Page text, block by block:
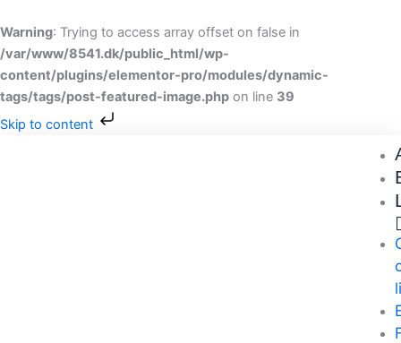
Warning: Trying to access array offset on false in
/var/www/8541.dk/public_html/wp-
content/plugins/elementor-pro/modules/dynamic-
tags/tags/post-featured-image.php on line 39
Skip to content
til
indholdet